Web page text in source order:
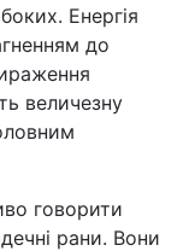
Енергія
до
величезну
говорити
рани. Вони